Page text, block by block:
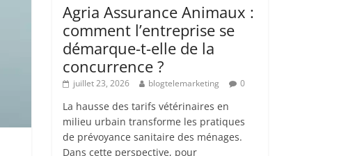
Agria Assurance Animaux :
comment l’entreprise se
démarque-t-elle de la
concurrence ?
juillet 23, 2026 blogtelemarketing 0
La hausse des tarifs vétérinaires en
milieu urbain transforme les pratiques
de prévoyance sanitaire des ménages.
Dans cette perspective, pour